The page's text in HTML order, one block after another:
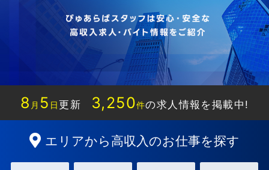
8 月 5 日更新 3,250件の求人情報を掲載中!
エリアから高収入のお仕事を探す